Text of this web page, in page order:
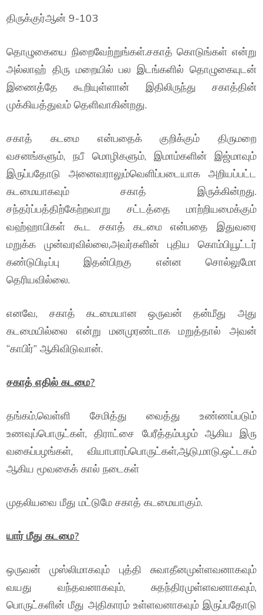
திருக்குர்ஆன் 9-103
தொழுகையை நிறைவேற்றுங்கள்.சகாத் கொடுங்கள் என்று
அல்லாஹ் திரு மறையில் பல இடங்களில் தொழுகையுடன்
இணைத்தே கூறியுள்ளான் இதிலிருந்து சகாத்தின்
முக்கியத்துவம் தெளிவாகின்றது.
சகாத் கடமை என்பதைக் குறிக்கும் திருமறை
வசனங்களும், நபீ மொழிகளும், இமாம்களின் இஜ்மாவும்
இருப்பதோடு அனைவராலும்வெளிப்படையாக அறியப்பட்ட
கடமையாகவும் சகாத் இருக்கின்றது.
சந்தர்ப்பத்திற்கேற்றவாறு சட்டத்தை மாற்றியமைக்கும்
வஹ்ஹாபிகள் கூட சகாத் கடமை என்பதை இதுவரை
மறுக்க முன்வரவில்லை,அவர்களின் புதிய கொம்பியூட்டர்
கண்டுபிடிப்பு இதன்பிறகு என்ன சொல்லுமோ
தெரியவில்லை.
எனவே, சகாத் கடமையான ஒருவன் தன்மீது அது
கடமையில்லை என்று மனமுரண்டாக மறுத்தால் அவன்
“காபிர்” ஆகிவிடுவான்.
சகாத் எதில் கடமை?
தங்கம்,வெள்ளி சேமித்து வைத்து உண்ணப்படும்
உணவுப்பொருட்கள், திராட்சை பேரீத்தம்பழம் ஆகிய இரு
வகைப்பழங்கள், வியாபாரப்பொருட்கள்,ஆடு,மாடு,ஒட்டகம்
ஆகிய மூவகைக் கால் நடைகள்
முதலியவை மீது மட்டுமே சகாத் கடமையாகும்.
யார் மீது கடமை?
ஒருவன் முஸ்லிமாகவும் புத்தி சுவாதீனமுள்ளவனாகவும்
வயது வந்தவனாகவும், சுதந்திரமுள்ளவனாகவும்,
பொருட்களின் மீது அதிகாரம் உள்ளவனாகவும் இருப்பதோடு